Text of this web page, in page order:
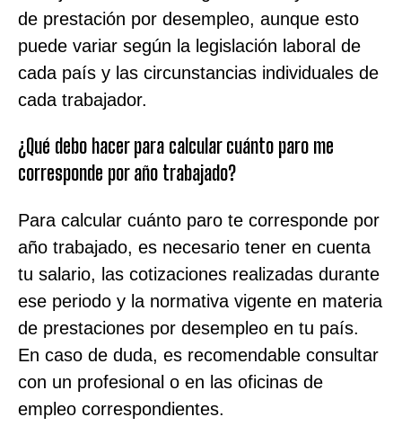
de prestación por desempleo, aunque esto
puede variar según la legislación laboral de
cada país y las circunstancias individuales de
cada trabajador.
¿Qué debo hacer para calcular cuánto paro me
corresponde por año trabajado?
Para calcular cuánto paro te corresponde por
año trabajado, es necesario tener en cuenta
tu salario, las cotizaciones realizadas durante
ese periodo y la normativa vigente en materia
de prestaciones por desempleo en tu país.
En caso de duda, es recomendable consultar
con un profesional o en las oficinas de
empleo correspondientes.